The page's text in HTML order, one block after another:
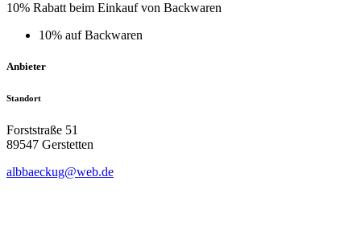
10% Rabatt beim Einkauf von Backwaren
10% auf Backwaren
Anbieter
Standort
Forststraße 51
89547 Gerstetten
albbaeckug@web.de